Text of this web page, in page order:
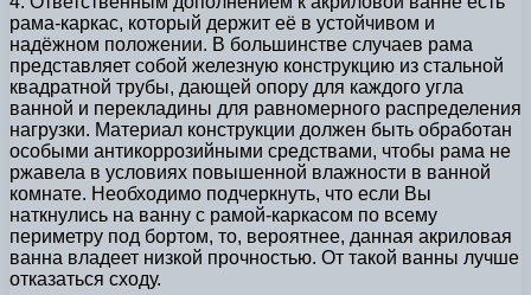
рама-каркас, который держит её в устойчивом и
надёжном положении. В большинстве случаев рама
представляет собой железную конструкцию из стальной
квадратной трубы, дающей опору для каждого угла
ванной и перекладины для равномерного распределения
нагрузки. Материал конструкции должен быть обработан
особыми антикоррозийными средствами, чтобы рама не
ржавела в условиях повышенной влажности в ванной
комнате. Необходимо подчеркнуть, что если Вы
наткнулись на ванну с рамой-каркасом по всему
периметру под бортом, то, вероятнее, данная акриловая
ванна владеет низкой прочностью. От такой ванны лучше
отказаться сходу.